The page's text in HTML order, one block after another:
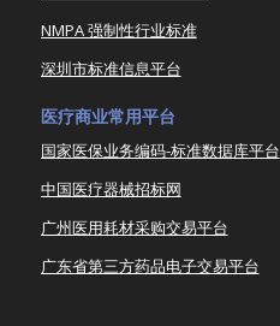
NMPA 强制性行业标准
深圳市标准信息平台
医疗商业常用平台
国家医保业务编码-标准数据库平台
中国医疗器械招标网
广州医用耗材采购交易平台
广东省第三方药品电子交易平台